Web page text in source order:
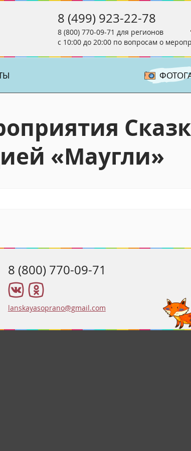
8 (499) 923-22-78
8 (800) 770-09-71 для регионов
с 10:00 до 20:00 по вопросам о
«Маугли»
8 (800) 770-09-71
lanskayasoprano@gmail.com